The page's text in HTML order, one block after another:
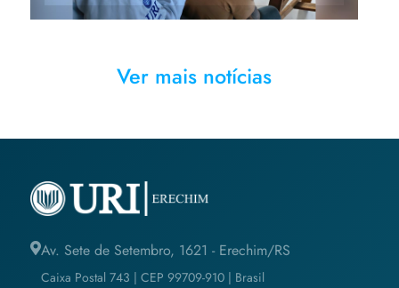
Ver mais notícias
Av. Sete de Setembro, 1621 - Erechim/RS
Caixa Postal 743 | CEP 99709-910 | Brasil